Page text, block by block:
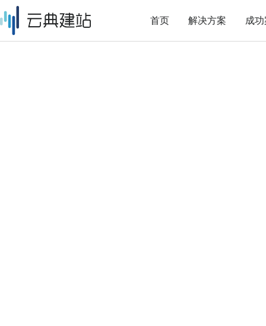
首页 解决方案 成